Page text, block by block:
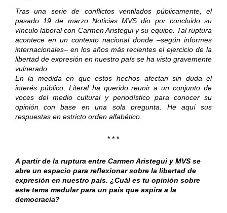
Tras una serie de conflictos ventilados públicamente, el
pasado 19 de marzo Noticias MVS dio por concluido su
vínculo laboral con Carmen Aristegui y su equipo. Tal ruptura
acontece en un contexto nacional donde –según informes
internacionales– en los años más recientes el ejercicio de la
libertad de expresión en nuestro país se ha visto gravemente
vulnerado.
En la medida en que estos hechos afectan sin duda el
interés público, Literal ha querido reunir a un conjunto de
voces del medio cultural y periodístico para conocer su
opinión con base en una sola pregunta. He aquí sus
respuestas en estricto orden alfabético.
* * *
A partir de la ruptura entre Carmen Aristegui y MVS se
abre un espacio para reflexionar sobre la libertad de
expresión en nuestro país. ¿Cuál es tu opinión sobre
este tema medular para un país que aspira a la
democracia?